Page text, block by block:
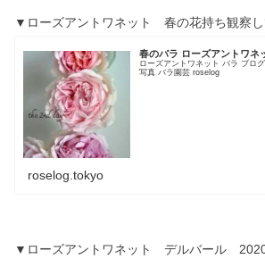
▼ローズアントワネット 春の花持ち観察し
春のバラ ローズアントワネ
ローズアントワネット バラ ブロ
写真 バラ園芸 roselog
roselog.tokyo
▼ローズアントワネット デルバール